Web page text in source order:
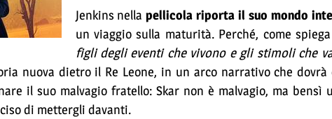
Jenkins nellapellicola riporta il suo mondo
un viaggio sulla maturità. Perché, come
figli degli eventi che vivono e gli stimoli che
nuova dietro il Re Leone, in un arco narrativo che
il suo malvagio fratello: Skar non è malvagio, ma bensì
di mettergli davanti.